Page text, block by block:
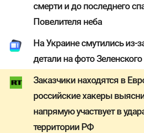
смерти и до последнего
Повелителя неба
На Украине смутились из-
детали на фото
Заказчики находятся в
российские хакеры
напрямую участвует в
территории РФ